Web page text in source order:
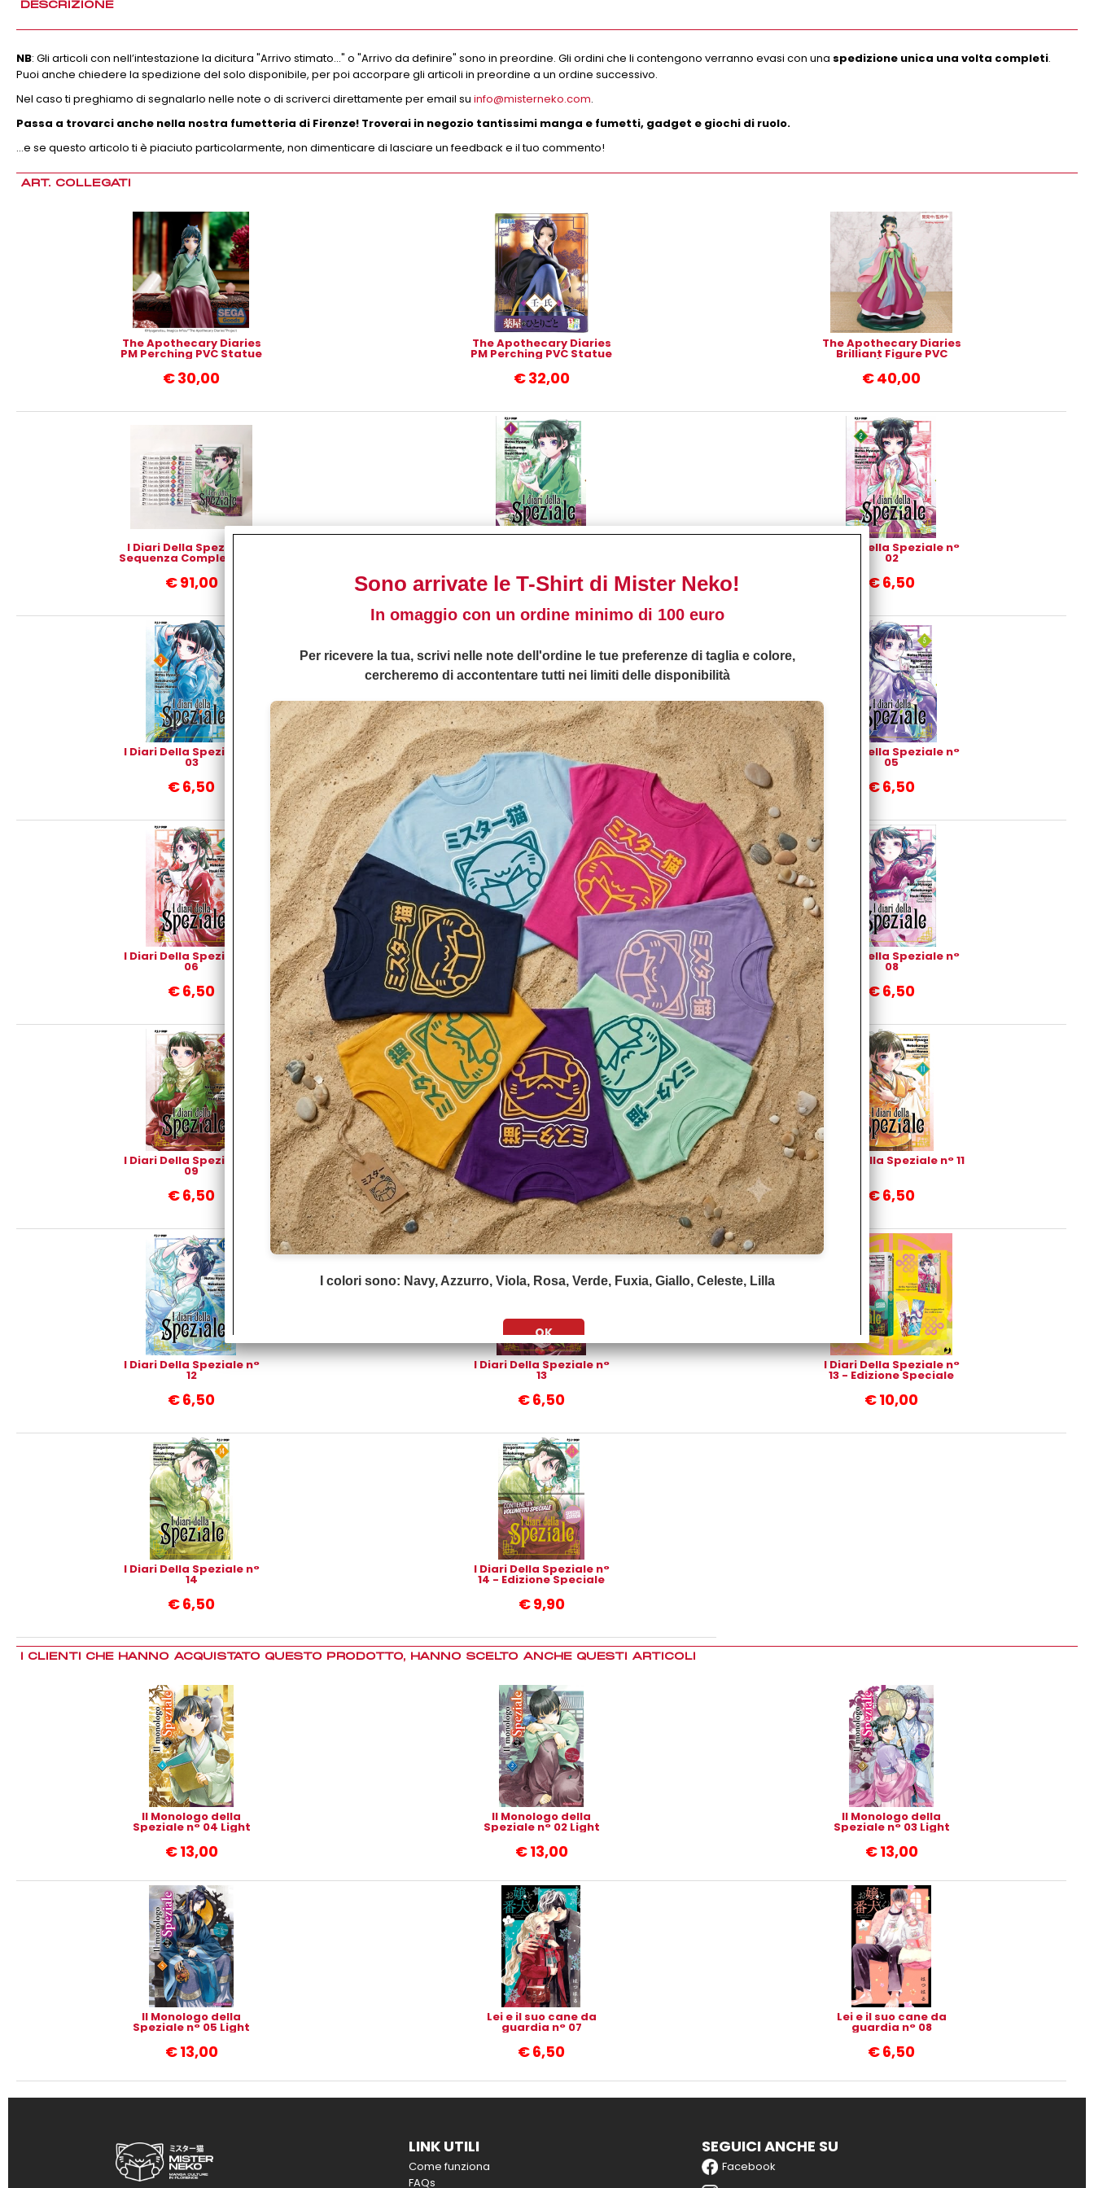
DESCRIZIONE
NB: Gli articoli con nell’intestazione la dicitura "Arrivo stimato..." o "Arrivo da definire" sono in preordine. Gli ordini che li contengono verranno evasi con una spedizione unica una volta completi.
Puoi anche chiedere la spedizione del solo disponibile, per poi accorpare gli articoli in preordine a un ordine successivo.
Nel caso ti preghiamo di segnalarlo nelle note o di scriverci direttamente per email su info@misterneko.com.
Passa a trovarci anche nella nostra fumetteria di Firenze! Troverai in negozio tantissimi manga e fumetti, gadget e giochi di ruolo.
…e se questo articolo ti è piaciuto particolarmente, non dimenticare di lasciare un feedback e il tuo commento!
ART. COLLEGATI
The Apothecary Diaries
PM Perching PVC Statue
- Maomao 14 cm
€30,00
The Apothecary Diaries
PM Perching PVC Statue
- Jinshi 16 cm
€32,00
The Apothecary Diaries
Brilliant Figure PVC
Statue 1/7 Maomao 20
cm
€40,00
I Diari Della Speziale -
Sequenza Completa 1/14
€91,00 €6,50
I Diari Della Speziale n°
02
€6,50
I Diari Della Speziale n°
03
€6,50
I Diari Della Speziale n°
04
6,50
I Diari Della Speziale n°
05
€6,50
I Diari Della Speziale n°
06
€6,50
I Diari Della Speziale n°
07
€6,50
I Diari Della Speziale n°
08
€6,50
I Diari Della Speziale n°
09
€6,50
I Diari Della Speziale n°
10
€6,50
I Diari Della Speziale n° 11
€6,50
I Diari Della Speziale n°
12
€6,50
I Diari Della Speziale n°
13
€6,50
I Diari Della Speziale n°
13 - Edizione Speciale
€10,00
I Diari Della Speziale n°
14
€6,50
I Diari Della Speziale n°
14 - Edizione Speciale
€9,90
I CLIENTI CHE HANNO ACQUISTATO QUESTO PRODOTTO, HANNO SCELTO ANCHE QUESTI ARTICOLI
Il Monologo della
Speziale n° 04 Light
€13,00
Il Monologo della
Speziale n° 02 Light
€13,00
Il Monologo della
Speziale n° 03 Light
€13,00
Il Monologo della
Speziale n° 05 Light
€13,00
Lei e il suo cane da
guardia n° 07
€6,50
Lei e il suo cane da
guardia n° 08
€6,50
LINK UTILI
Come funziona
FAQs
SEGUICI ANCHE SU
Facebook
Sono arrivate le T-Shirt di Mister Neko!
In omaggio con un ordine minimo di 100 euro
Per ricevere la tua, scrivi nelle note dell'ordine le tue preferenze di taglia e colore,
cercheremo di accontentare tutti nei limiti delle disponibilità
I colori sono: Navy, Azzurro, Viola, Rosa, Verde, Fuxia, Giallo, Celeste, Lilla